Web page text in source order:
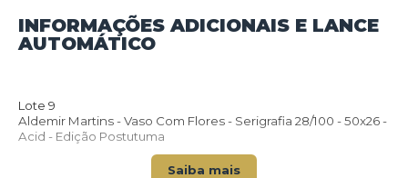
INFORMAÇÕES ADICIONAIS E LANCE
AUTOMÁTICO
Lote 9
Aldemir Martins - Vaso Com Flores - Serigrafia 28/100 - 50x26 -
Acid - Edição Postutuma
Saiba mais